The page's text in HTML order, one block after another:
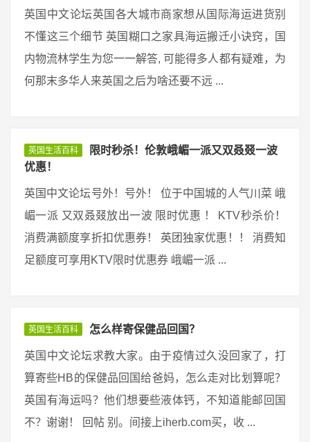
英国中文论坛英国各大城市商家想从国际海运进货别
不懂这三个细节 英国糊口之家具海运搬迁小诀窍，国
内物流林学生为您一一解答, 可能得多人都有疑难，为
何那末多华人来英国之后为啥还要不远 ...
英国生活百科
限时秒杀！伦敦峨嵋一派又双叒叕一波
优惠！
英国中文论坛号外！号外！ 位于中国城的人气川菜 峨
嵋一派 又双叒叕放出一波 限时优惠 ！ KTV秒杀价！
消费满额度享折扣优惠券！ 英团独家优惠！！ 消费知
足额度可享用KTV限时优惠券 峨嵋一派 ...
英国生活百科 怎么样寄保健品回国？
英国中文论坛求教大家。由于疫情过久没回家了，打
算寄些HB的保健品回国给爸妈，怎么走对比划算呢？
英国有海运吗？他们想要些液体钙，不知道能邮回国
不？谢谢！ 回帖 别。间接上iherb.com买，收 ...